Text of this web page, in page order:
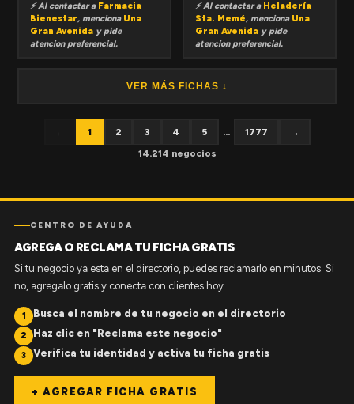
⚡ Al contactar a Farmacia
Bienestar, menciona Una
Gran Avenida y pide
atencion preferencial.
⚡ Al contactar a Heladería
Sta. Memé, menciona Una
Gran Avenida y pide
atencion preferencial.
VER MÁS FICHAS ↓
← 1 2 3 4 5 ... 1777
→
14.214 negocios
CENTRO DE AYUDA
AGREGA O RECLAMA TU FICHA GRATIS
Si tu negocio ya esta en el directorio, puedes reclamarlo en minutos. Si
no, agregalo gratis y conecta con clientes hoy.
1 Busca el nombre de tu negocio en el directorio
2 Haz clic en "Reclama este negocio"
3 Verifica tu identidad y activa tu ficha gratis
+ AGREGAR FICHA GRATIS